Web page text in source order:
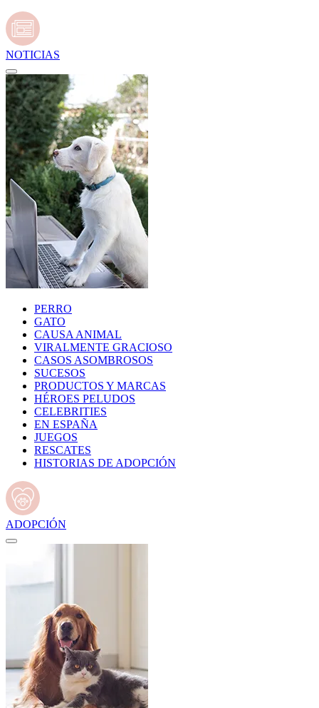
NOTICIAS
PERRO
GATO
CAUSA ANIMAL
VIRALMENTE GRACIOSO
CASOS ASOMBROSOS
SUCESOS
PRODUCTOS Y MARCAS
HÉROES PELUDOS
CELEBRITIES
EN ESPAÑA
JUEGOS
RESCATES
HISTORIAS DE ADOPCIÓN
ADOPCIÓN